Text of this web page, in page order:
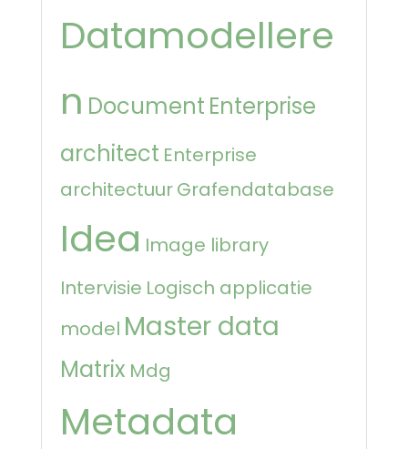
Datamodellere
n Document Enterprise
architect Enterprise
architectuurGrafendatabase
Idea Image library
Intervisie Logisch applicatie
model Master data
Matrix Mdg
Metadata